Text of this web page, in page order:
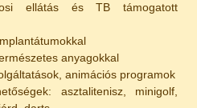
ellátás és TB támogatott
anyagokkal
animációs programok
asztalitenisz, minigolf,